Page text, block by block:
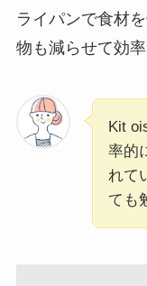
ライパンで食材
物も減らせて効
Kit
率的
れて
ても